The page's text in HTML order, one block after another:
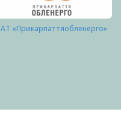
АТ «Прикарпаттяобленерго»